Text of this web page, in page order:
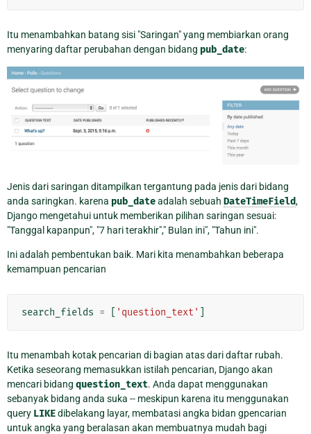
Itu menambahkan batang sisi "Saringan" yang membiarkan orang
menyaring daftar perubahan dengan bidang pub_date:
Jenis dari saringan ditampilkan tergantung pada jenis dari bidang
anda saringkan. karena pub_dateadalah sebuah DateTimeField,
Django mengetahui untuk memberikan pilihan saringan sesuai:
"Tanggal kapanpun", "7 hari terakhir"," Bulan ini", "Tahun ini".
Ini adalah pembentukan baik. Mari kita menambahkan beberapa
kemampuan pencarian
search_fields = 'question_text'
Itu menambah kotak pencarian di bagian atas dari daftar rubah.
Ketika seseorang memasukkan istilah pencarian, Django akan
mencari bidang question_text. Anda dapat menggunakan
sebanyak bidang anda suka -- meskipun karena itu menggunakan
query LIKEdibelakang layar, membatasi angka bidan gpencarian
untuk angka yang beralasan akan membuatnya mudah bagi